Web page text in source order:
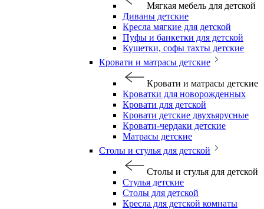
Мягкая мебель для детской
Диваны детские
Кресла мягкие для детской
Пуфы и банкетки для детской
Кушетки, софы тахты детские
Кровати и матрасы детские
Кровати и матрасы детские
Кроватки для новорожденных
Кровати для детской
Кровати детские двухъярусные
Кровати-чердаки детские
Матрасы детские
Столы и стулья для детской
Столы и стулья для детской
Стулья детские
Столы для детской
Кресла для детской комнаты